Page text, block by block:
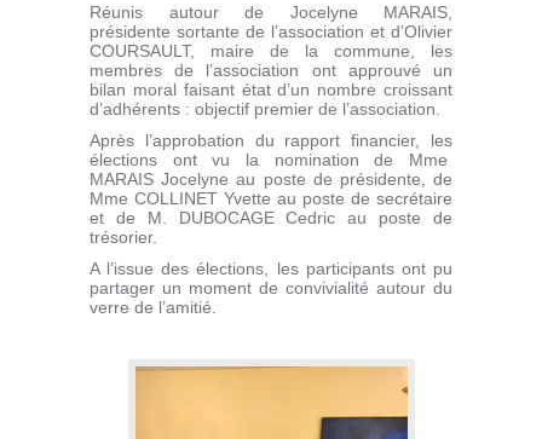
Réunis autour de Jocelyne MARAIS,
présidente sortante de l’association et d’Olivier
COURSAULT, maire de la commune, les
membres de l’association ont approuvé un
bilan moral faisant état d’un nombre croissant
d’adhérents : objectif premier de l’association.
Après l’approbation du rapport financier, les
élections ont vu la nomination de Mme
MARAIS Jocelyne au poste de présidente, de
Mme COLLINET Yvette au poste de secrétaire
et de M. DUBOCAGE Cedric au poste de
trésorier.
A l’issue des élections, les participants ont pu
partager un moment de convivialité autour du
verre de l’amitié.